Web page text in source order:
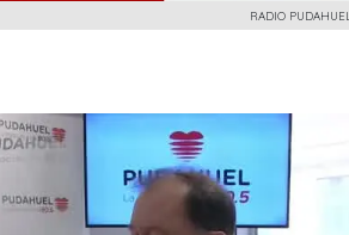
RADIO PUDAHUEL